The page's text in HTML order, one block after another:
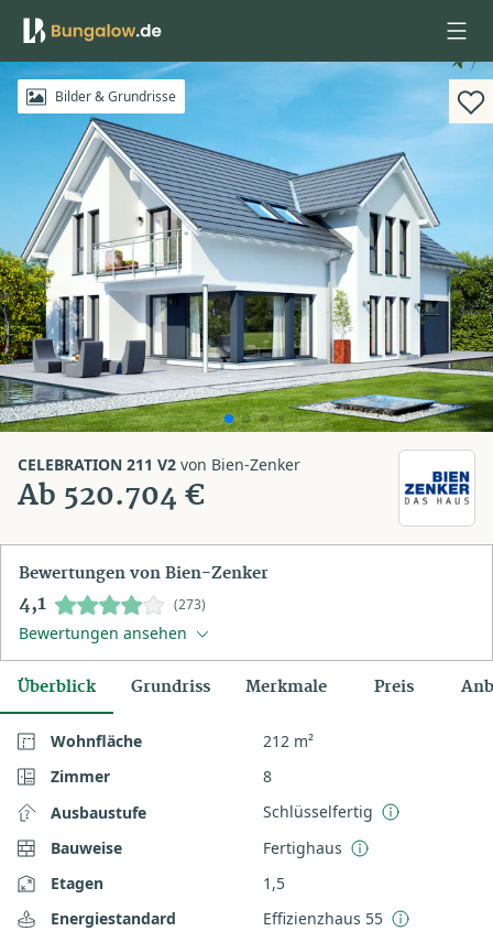
Anmelden
Bilder & Grundrisse
CELEBRATION 211 V2 von Bien-Zenker
Ab 520.704 €
Bewertungen von Bien-Zenker
4,1 (273)
Bewertungen ansehen
Überblick Grundriss Merkmale Preis
Wohnfläche
212 m²
Zimmer
8
Ausbaustufe
Schlüsselfertig
Bauweise
Fertighaus
Etagen
1,5
Energiestandard
Effizienzhaus 55